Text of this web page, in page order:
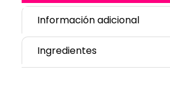
Información adicional
Ingredientes